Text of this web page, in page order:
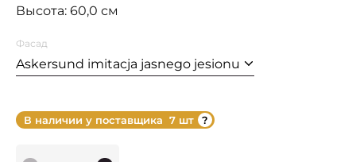
Высота: 60,0 см
Фасад
Askersund imitacja jasnego jesionu
В наличии у поставщика 7 шт